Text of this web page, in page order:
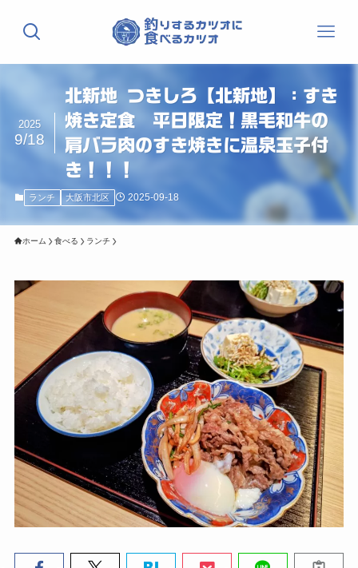
北新地 つきしろ【北新地】：すき
焼き定食 平日限定！黒毛和牛の
肩バラ肉のすき焼きに温泉玉子付
き！！！
2025
9/18
ランチ 大阪市北区 2025-09-18
ホーム 食べる ランチ